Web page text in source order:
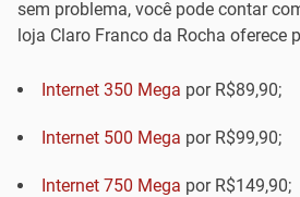
sem problema, você pode contar
loja Claro Franco da Rocha oferece
Internet 350 Mega por R$89,90;
Internet 500 Mega por R$99,90;
Internet 750 Mega por R$149,90;